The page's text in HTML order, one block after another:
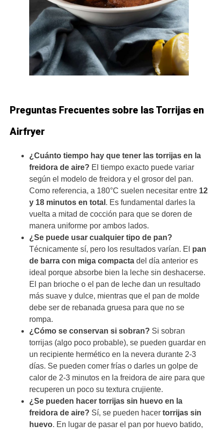
Preguntas Frecuentes sobre las Torrijas en
Airfryer
¿Cuánto tiempo hay que tener las torrijas en la
freidora de aire? El tiempo exacto puede variar
según el modelo de freidora y el grosor del pan.
Como referencia, a 180°C suelen necesitar entre 12
y 18 minutos en total . Es fundamental darles la
vuelta a mitad de cocción para que se doren de
manera uniforme por ambos lados.
¿Se puede usar cualquier tipo de pan?
Técnicamente sí, pero los resultados varían. El pan
de barra con miga compacta del día anterior es
ideal porque absorbe bien la leche sin deshacerse.
El pan brioche o el pan de leche dan un resultado
más suave y dulce, mientras que el pan de molde
debe ser de rebanada gruesa para que no se
rompa.
¿Cómo se conservan si sobran? Si sobran
torrijas (algo poco probable), se pueden guardar en
un recipiente hermético en la nevera durante 2-3
días. Se pueden comer frías o darles un golpe de
calor de 2-3 minutos en la freidora de aire para que
recuperen un poco su textura crujiente.
¿Se pueden hacer torrijas sin huevo en la
freidora de aire? Sí, se pueden hacer torrijas sin
huevo. En lugar de pasar el pan por huevo batido,